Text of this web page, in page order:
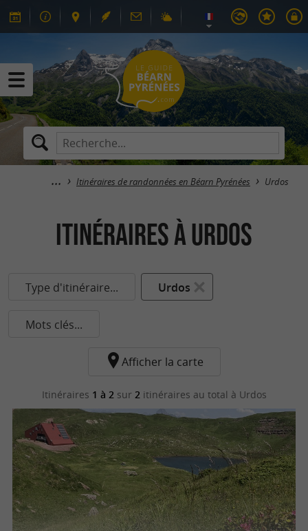
Itinéraires de randonnées en Béarn Pyrénées Urdos
itinéraires à Urdos
Type d'itinéraire... Urdos
Mots clés...
Afficher la carte
Itinéraires 1 à 2sur 2itinéraires au total à Urdos